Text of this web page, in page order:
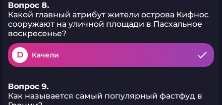
Вопрос 8.
Какой главный атрибут жители острова Кифнос
сооружают на уличной площади в Пасхальное
воскресенье?
D Качели
Вопрос 9.
Как называется самый популярный фастфуд в